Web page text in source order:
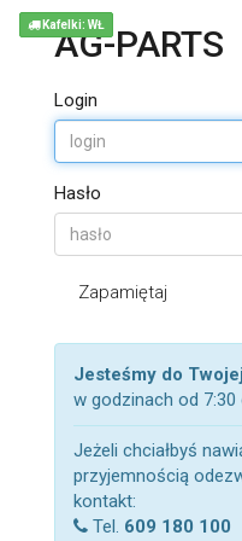
AG-PARTS
Login
Hasło
Zapamiętaj
Jesteśmy do
w godzinach od 7:30
Jeżeli chciałbyś
przyjemnością
kontakt:
Tel. 609 180 100
Kafelki: WŁ